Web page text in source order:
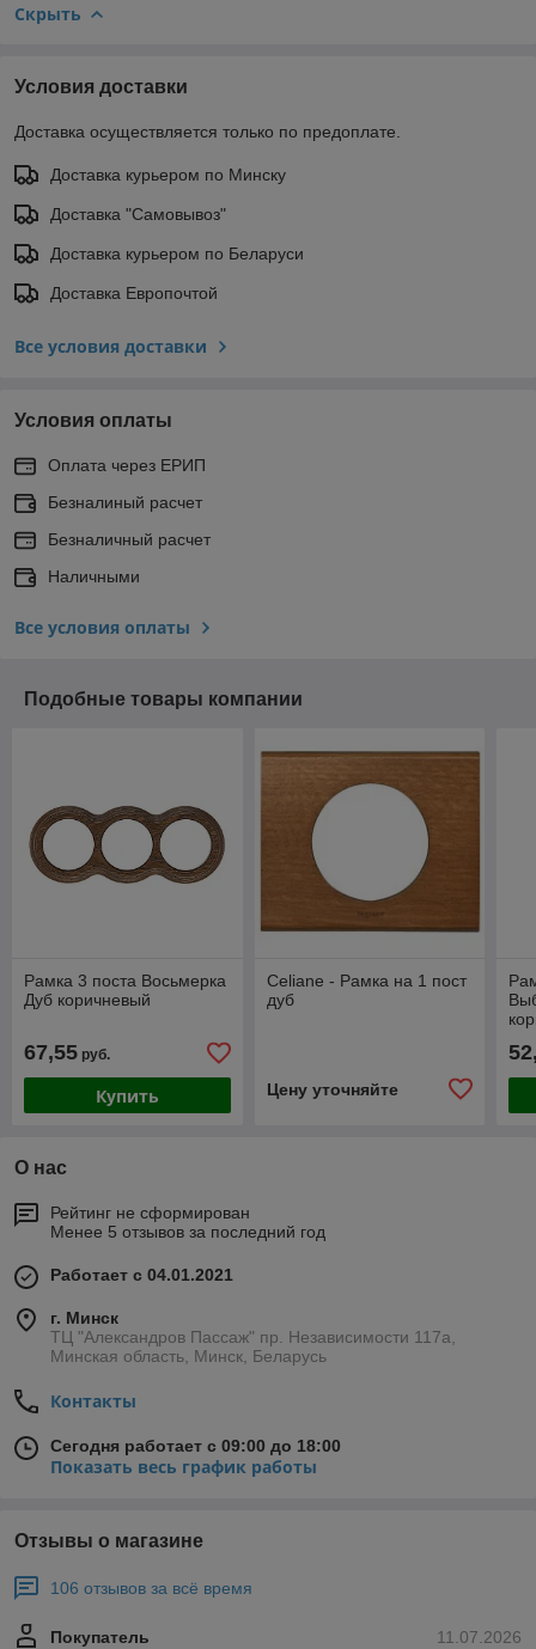
Скрыть
Условия доставки
Доставка осуществляется только по предоплате.
Доставка курьером по Минску
Доставка "Самовывоз"
Доставка курьером по Беларуси
Доставка Европочтой
Все условия доставки
Условия оплаты
Оплата через ЕРИП
Безналиный расчет
Безналичный расчет
Наличными
Все условия оплаты
Подобные товары компании
Рамка 3 поста Восьмерка
Дуб коричневый
67,55 руб.
Купить
Celiane - Рамка на 1 пост
дуб
Цену уточняйте
О нас
Рейтинг не сформирован
Менее 5 отзывов за последний год
Работает с 04.01.2021
г. Минск
ТЦ "Александров Пассаж" пр. Независимости 117а,
Минская область, Минск, Беларусь
Контакты
Сегодня работает с 09:00 до 18:00
Показать весь график работы
Отзывы о магазине
106 отзывов за всё время
11.07.2026
Покупатель